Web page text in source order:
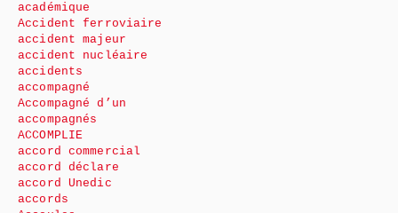
académique
Accident ferroviaire
accident majeur
accident nucléaire
accidents
accompagné
Accompagné d’un
accompagnés
ACCOMPLIE
accord commercial
accord déclare
accord Unedic
accords